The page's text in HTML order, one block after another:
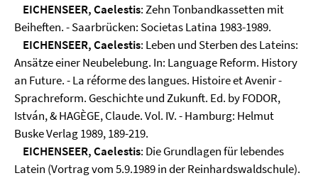
EICHENSEER, Caelestis: Zehn Tonbandkassetten mit
Beiheften. - Saarbrücken: Societas Latina 1983-1989.
EICHENSEER, Caelestis: Leben und Sterben des Lateins:
Ansätze einer Neubelebung. In: Language Reform. History
an Future. - La réforme des langues. Histoire et Avenir -
Sprachreform. Geschichte und Zukunft. Ed. by FODOR,
István, & HAGÈGE, Claude. Vol. IV. - Hamburg: Helmut
Buske Verlag 1989, 189-219.
EICHENSEER, Caelestis: Die Grundlagen für lebendes
Latein (Vortrag vom 5.9.1989 in der Reinhardswaldschule).